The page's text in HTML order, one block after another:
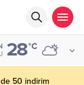
28°C
50 indirim